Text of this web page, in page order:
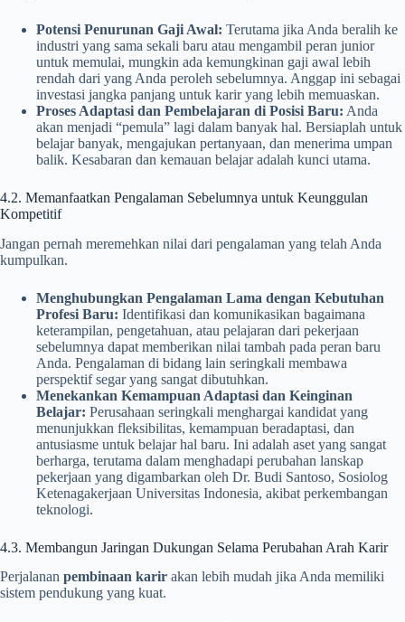
Potensi Penurunan Gaji Awal: Terutama jika Anda beralih ke
industri yang sama sekali baru atau mengambil peran junior
untuk memulai, mungkin ada kemungkinan gaji awal lebih
rendah dari yang Anda peroleh sebelumnya. Anggap ini sebagai
investasi jangka panjang untuk karir yang lebih memuaskan.
Proses Adaptasi dan Pembelajaran di Posisi Baru: Anda
akan menjadi “pemula” lagi dalam banyak hal. Bersiaplah untuk
belajar banyak, mengajukan pertanyaan, dan menerima umpan
balik. Kesabaran dan kemauan belajar adalah kunci utama.
4.2. Memanfaatkan Pengalaman Sebelumnya untuk Keunggulan
Kompetitif
Jangan pernah meremehkan nilai dari pengalaman yang telah Anda
kumpulkan.
Menghubungkan Pengalaman Lama dengan Kebutuhan
Profesi Baru: Identifikasi dan komunikasikan bagaimana
keterampilan, pengetahuan, atau pelajaran dari pekerjaan
sebelumnya dapat memberikan nilai tambah pada peran baru
Anda. Pengalaman di bidang lain seringkali membawa
perspektif segar yang sangat dibutuhkan.
Menekankan Kemampuan Adaptasi dan Keinginan
Belajar: Perusahaan seringkali menghargai kandidat yang
menunjukkan fleksibilitas, kemampuan beradaptasi, dan
antusiasme untuk belajar hal baru. Ini adalah aset yang sangat
berharga, terutama dalam menghadapi perubahan lanskap
pekerjaan yang digambarkan oleh Dr. Budi Santoso, Sosiolog
Ketenagakerjaan Universitas Indonesia, akibat perkembangan
teknologi.
4.3. Membangun Jaringan Dukungan Selama Perubahan Arah Karir
Perjalanan pembinaan karir akan lebih mudah jika Anda memiliki
sistem pendukung yang kuat.